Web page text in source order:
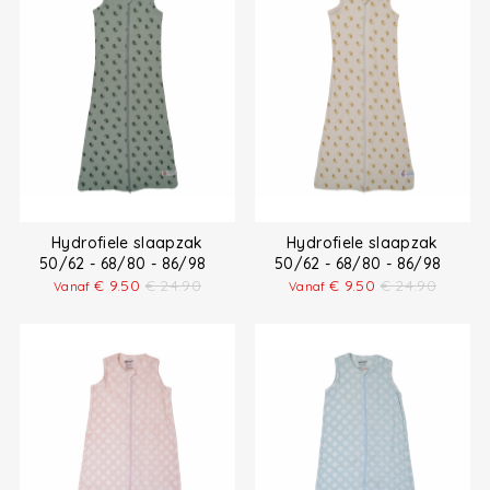
Hydrofiele slaapzak
50/62 - 68/80 - 86/98
Vanaf€ 9.50 € 24.90
Hydrofiele slaapzak
50/62 - 68/80 - 86/98
Vanaf€ 9.50 € 24.90